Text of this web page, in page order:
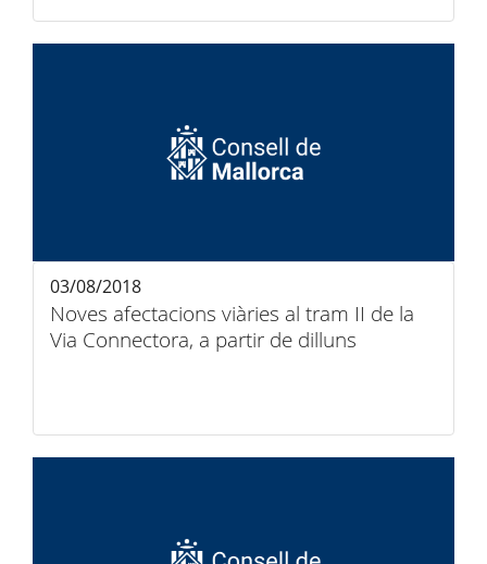
Noves afectacions viàries al tram II de la
Via Connectora, a partir de dilluns
03/08/2018